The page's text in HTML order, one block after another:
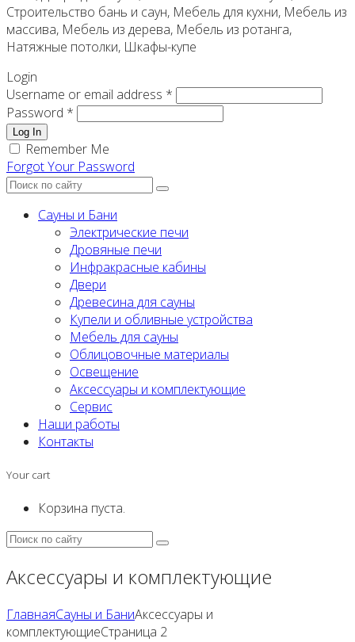
Строительство бань и саун, Мебель для кухни, Мебель из
массива, Мебель из дерева, Мебель из ротанга,
Натяжные потолки, Шкафы-купе
Login
Username or email address *
Password *
Log In
Remember Me
Forgot Your Password
Сауны и Бани
Электрические печи
Дровяные печи
Инфракрасные кабины
Двери
Древесина для сауны
Купели и обливные устройства
Мебель для сауны
Облицовочные материалы
Освещение
Аксессуары и комплектующие
Сервис
Наши работы
Контакты
Your cart
Корзина пуста.
Аксессуары и комплектующие
ГлавнаяСауны и БаниАксессуары и
комплектующиеСтраница 2